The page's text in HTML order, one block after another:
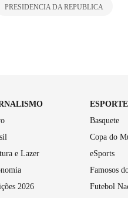
PRESIDENCIA DA REPUBLICA
e Lazer
2026
Basquete
Copa do
eSports
Famosos
Futebol